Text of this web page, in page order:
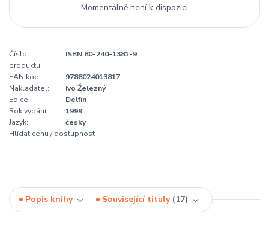
Momentálně není k dispozici
Číslo
produktu:
ISBN 80-240-1381-9
EAN kód:
9788024013817
Nakladatel:
Ivo Železný
Edice:
Delfín
Rok vydání:
1999
Jazyk:
česky
Hlídat cenu / dostupnost
Popis knihy Související tituly 17